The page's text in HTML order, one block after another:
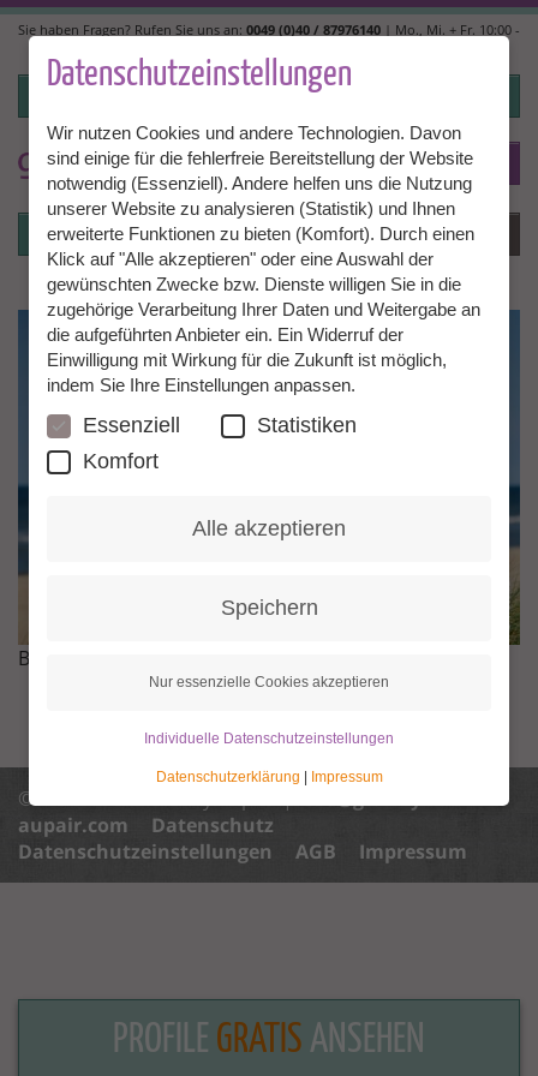
Direkt
zum
Inhalt
PROFILE GRATIS ANSEHEN
Sie haben Fragen? Rufen Sie uns an: 0049 (0)40 / 87976140 | Mo., Mi. + Fr. 10:00 -
DE
Login Menü
Becoming a Granny is simple
© 2013 - 2026 Granny Aupair |
aupair.com
Datenschutz
Datenschutzeinstellungen
AGB Impressum
Datenschutzeinstellungen
Wir nutzen Cookies und andere Technologien. Davon
sind einige für die fehlerfreie Bereitstellung der Website
notwendig (Essenziell). Andere helfen uns die Nutzung
unserer Website zu analysieren (Statistik) und Ihnen
erweiterte Funktionen zu bieten (Komfort). Durch einen
Klick auf "Alle akzeptieren" oder eine Auswahl der
gewünschten Zwecke bzw. Dienste willigen Sie in die
zugehörige Verarbeitung Ihrer Daten und Weitergabe an
die aufgeführten Anbieter ein. Ein Widerruf der
Einwilligung mit Wirkung für die Zukunft ist möglich,
indem Sie Ihre Einstellungen anpassen.
Essenziell
Statistiken
Komfort
Alle akzeptieren
Speichern
Nur essenzielle Cookies akzeptieren
Individuelle Datenschutzeinstellungen
Datenschutzerklärung Impressum